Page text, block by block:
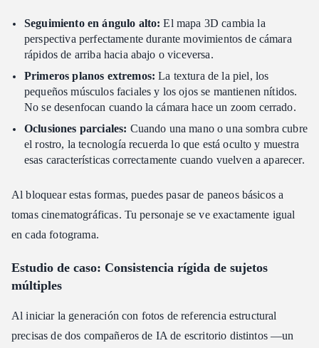
Seguimiento en ángulo alto: El mapa 3D cambia la
perspectiva perfectamente durante movimientos de cámara
rápidos de arriba hacia abajo o viceversa.
Primeros planos extremos: La textura de la piel, los
pequeños músculos faciales y los ojos se mantienen nítidos.
No se desenfocan cuando la cámara hace un zoom cerrado.
Oclusiones parciales: Cuando una mano o una sombra cubre
el rostro, la tecnología recuerda lo que está oculto y muestra
esas características correctamente cuando vuelven a aparecer.
Al bloquear estas formas, puedes pasar de paneos básicos a
tomas cinematográficas. Tu personaje se ve exactamente igual
en cada fotograma.
Estudio de caso: Consistencia rígida de sujetos
múltiples
Al iniciar la generación con fotos de referencia estructural
precisas de dos compañeros de IA de escritorio distintos —un